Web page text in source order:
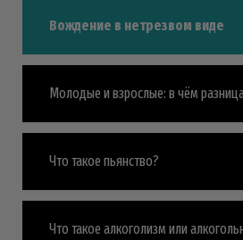
Вождение в нетрезвом виде
Молодые и взрослые: в чём
Что такое пьянство?
Что такое алкоголизм или